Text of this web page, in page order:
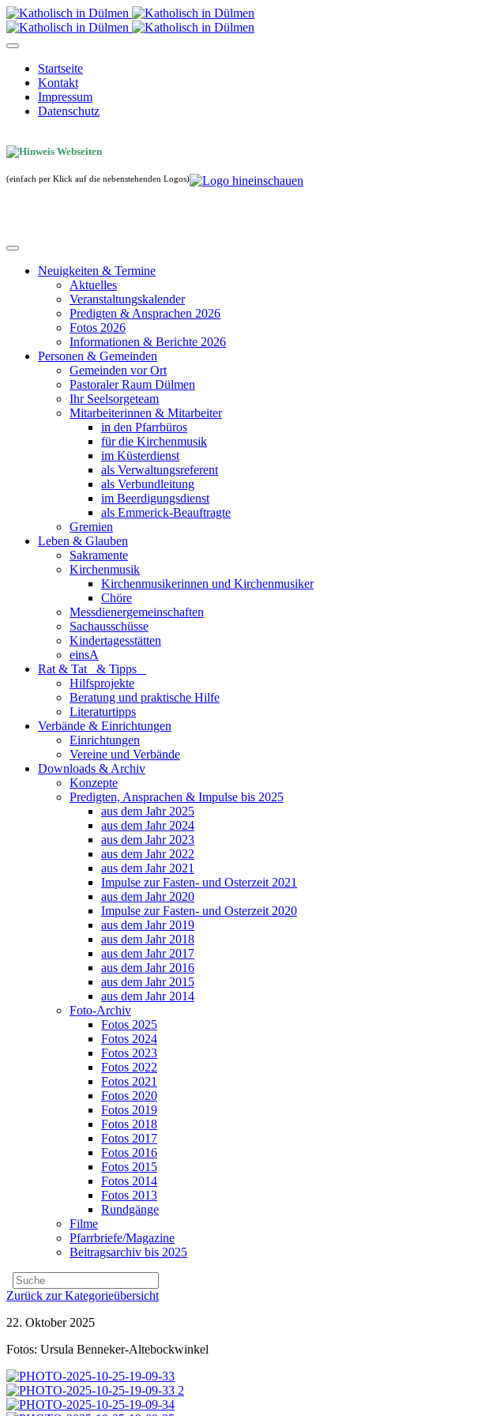
Startseite
Kontakt
Impressum
Datenschutz
(einfach per Klick auf die nebenstehenden Logos)
Neuigkeiten & Termine
Aktuelles
Veranstaltungskalender
Predigten & Ansprachen 2026
Fotos 2026
Informationen & Berichte 2026
Personen & Gemeinden
Gemeinden vor Ort
Pastoraler Raum Dülmen
Ihr Seelsorgeteam
Mitarbeiterinnen & Mitarbeiter
in den Pfarrbüros
für die Kirchenmusik
im Küsterdienst
als Verwaltungsreferent
als Verbundleitung
im Beerdigungsdienst
als Emmerick-Beauftragte
Gremien
Leben & Glauben
Sakramente
Kirchenmusik
Kirchenmusikerinnen und Kirchenmusiker
Chöre
Messdienergemeinschaften
Sachausschüsse
Kindertagesstätten
einsA
Rat & Tat & Tipps
Hilfsprojekte
Beratung und praktische Hilfe
Literaturtipps
Verbände & Einrichtungen
Einrichtungen
Vereine und Verbände
Downloads & Archiv
Konzepte
Predigten, Ansprachen & Impulse bis 2025
aus dem Jahr 2025
aus dem Jahr 2024
aus dem Jahr 2023
aus dem Jahr 2022
aus dem Jahr 2021
Impulse zur Fasten- und Osterzeit 2021
aus dem Jahr 2020
Impulse zur Fasten- und Osterzeit 2020
aus dem Jahr 2019
aus dem Jahr 2018
aus dem Jahr 2017
aus dem Jahr 2016
aus dem Jahr 2015
aus dem Jahr 2014
Foto-Archiv
Fotos 2025
Fotos 2024
Fotos 2023
Fotos 2022
Fotos 2021
Fotos 2020
Fotos 2019
Fotos 2018
Fotos 2017
Fotos 2016
Fotos 2015
Fotos 2014
Fotos 2013
Rundgänge
Filme
Pfarrbriefe/Magazine
Beitragsarchiv bis 2025
Zurück zur Kategorieübersicht
22. Oktober 2025
Fotos: Ursula Benneker-Altebockwinkel